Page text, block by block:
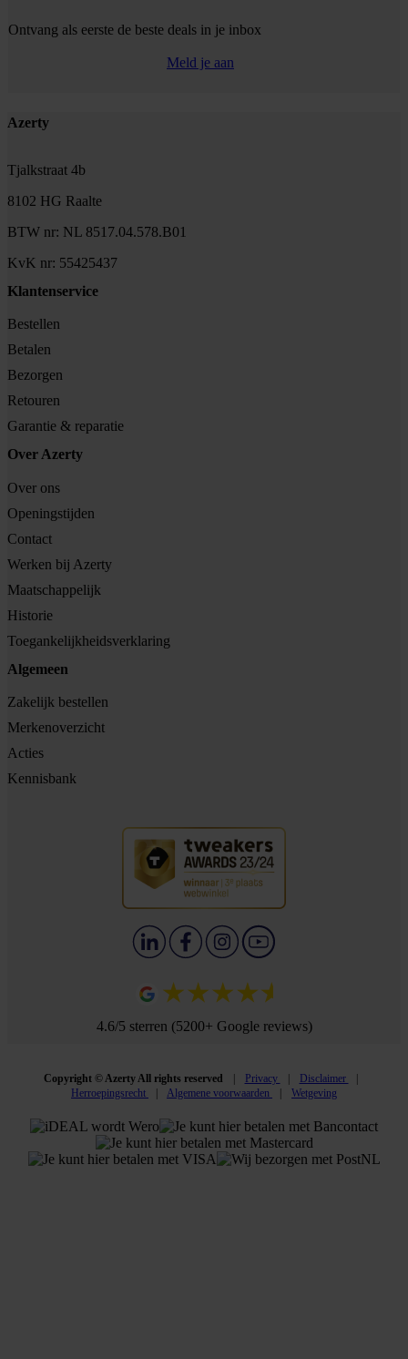
Ontvang als eerste de beste deals in je inbox
Meld je aan
Footer
Azerty
Tjalkstraat 4b
8102 HG Raalte
BTW nr: NL 8517.04.578.B01
KvK nr: 55425437
Klantenservice
Bestellen
Betalen
Bezorgen
Retouren
Garantie & reparatie
Over Azerty
Over ons
Openingstijden
Contact
Werken bij Azerty
Maatschappelijk
Historie
Toegankelijkheidsverklaring
Algemeen
Zakelijk bestellen
Merkenoverzicht
Acties
Kennisbank
4.6/5 sterren (5200+ Google reviews)
Copyright © Azerty All rights reserved Privacy
Disclaimer
Herroepingsrecht
Algemene voorwaarden Wetgeving